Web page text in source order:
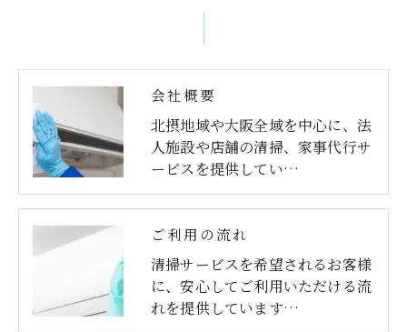
会社概要
北摂地域や大阪全域を中心に、法
人施設や店舗の清掃、家事代行サ
ービスを提供してい…
ご利用の流れ
清掃サービスを希望されるお客様
に、安心してご利用いただける流
れを提供しています…